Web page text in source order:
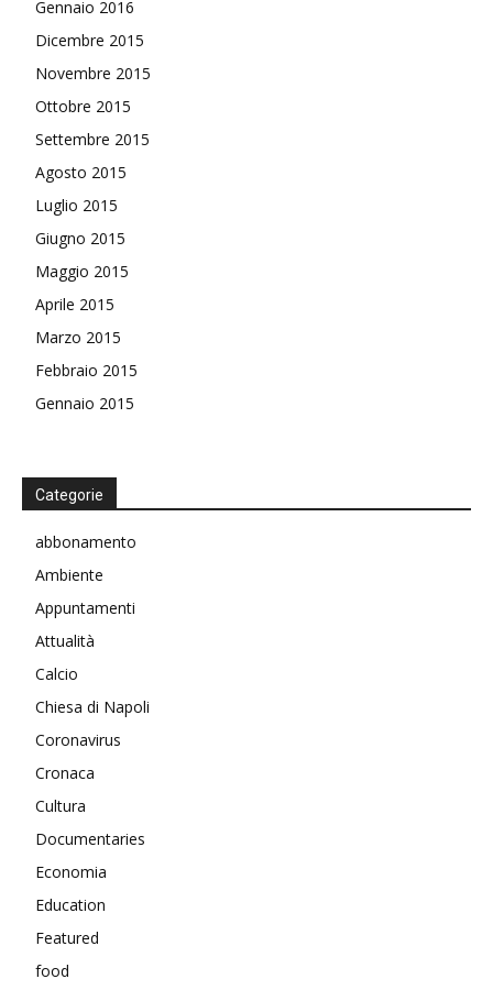
Gennaio 2016
Dicembre 2015
Novembre 2015
Ottobre 2015
Settembre 2015
Agosto 2015
Luglio 2015
Giugno 2015
Maggio 2015
Aprile 2015
Marzo 2015
Febbraio 2015
Gennaio 2015
Categorie
abbonamento
Ambiente
Appuntamenti
Attualità
Calcio
Chiesa di Napoli
Coronavirus
Cronaca
Cultura
Documentaries
Economia
Education
Featured
food